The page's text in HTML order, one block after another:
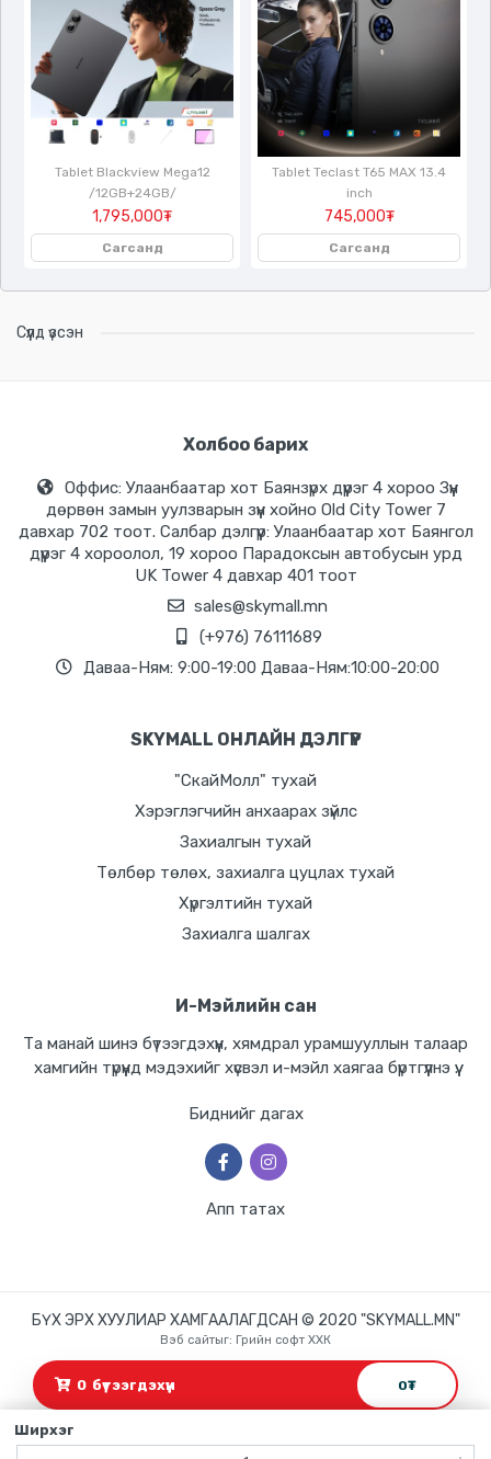
Ширхэг
Tablet Blackview Mega12
/12GB+24GB/
1,795,000₮
Сагсанд
Tablet Teclast T65 MAX 13.4
inch
745,000₮
Сагсанд
Сүүлд үзсэн
Холбоо барих
Оффис: Улаанбаатар хот Баянзүрх дүүрэг 4 хороо Зүүн
дөрвөн замын уулзварын зүүн хойно Old City Tower 7
давхар 702 тоот. Салбар дэлгүүр: Улаанбаатар хот Баянгол
дүүрэг 4 хороолол, 19 хороо Парадоксын автобусын урд
UK Tower 4 давхар 401 тоот
sales@skymall.mn
(+976) 76111689
Даваа-Ням: 9:00-19:00 Даваа-Ням:10:00-20:00
SKYMALL ОНЛАЙН ДЭЛГҮҮР
"СкайМолл" тухай
Хэрэглэгчийн анхаарах зүйлс
Захиалгын тухай
Төлбөр төлөх, захиалга цуцлах тухай
Хүргэлтийн тухай
Захиалга шалгах
И-Мэйлийн сан
Та манай шинэ бүтээгдэхүүн, хямдрал урамшууллын талаар
хамгийн түрүүнд мэдэхийг хүсвэл и-мэйл хаягаа бүртгүүлнэ үү.
Биднийг дагах
Апп татах
БҮХ ЭРХ ХУУЛИАР ХАМГААЛАГДСАН © 2020 "SKYMALL.MN"
Вэб сайтыг: Грийн софт ХХК
Дуудлагын төв
0 бүтээгдэхүүн 0₮